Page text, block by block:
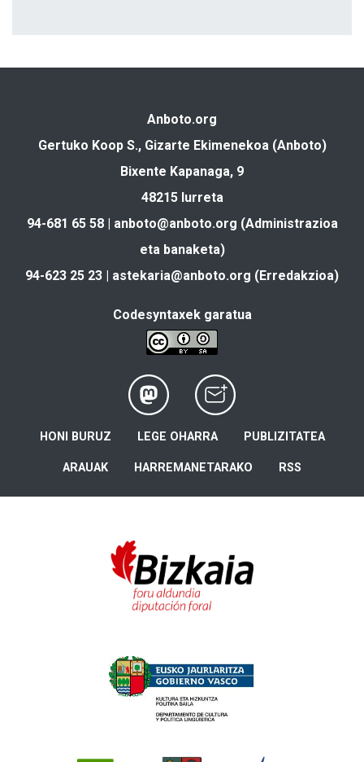
Anboto.org
Gertuko Koop S., Gizarte Ekimenekoa (Anboto)
Bixente Kapanaga, 9
48215 Iurreta
94-681 65 58 | anboto@anboto.org (Administrazioa
eta banaketa)
94-623 25 23 | astekaria@anboto.org (Erredakzioa)
Codesyntaxek garatua
HONI BURUZ LEGE OHARRA PUBLIZITATEA
ARAUAK HARREMANETARAKO RSS